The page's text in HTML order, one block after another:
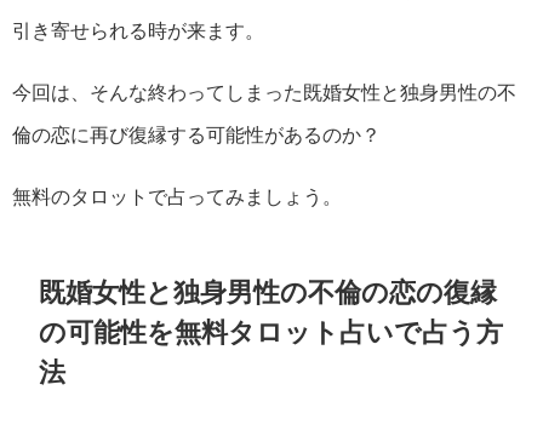
引き寄せられる時が来ます。
今回は、そんな終わってしまった既婚女性と独身男性の不
倫の恋に再び復縁する可能性があるのか？
無料のタロットで占ってみましょう。
既婚女性と独身男性の不倫の恋の復縁
の可能性を無料タロット占いで占う方
法